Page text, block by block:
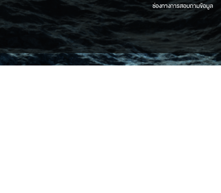
ช่องทางการสอบถามข้อมูล